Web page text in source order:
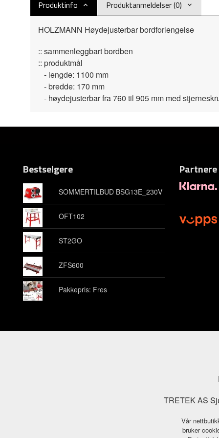
Produktinfo Produktanmeldelser (0)
HOLZMANN Høydejusterbar bordforlengelse
:: sammenleggbart bordben
:: produktmål
- lengde: 1100 mm
- bredde: 170 mm
- høydejusterbar fra 760 til 905 mm med
Bestselgere
SOMMERTILBUD BSG13E_230V
OFT102
ST2GO
ZFS600
Pakkepris: Fres
Partnere
TRETEK AS
Vår
bruker